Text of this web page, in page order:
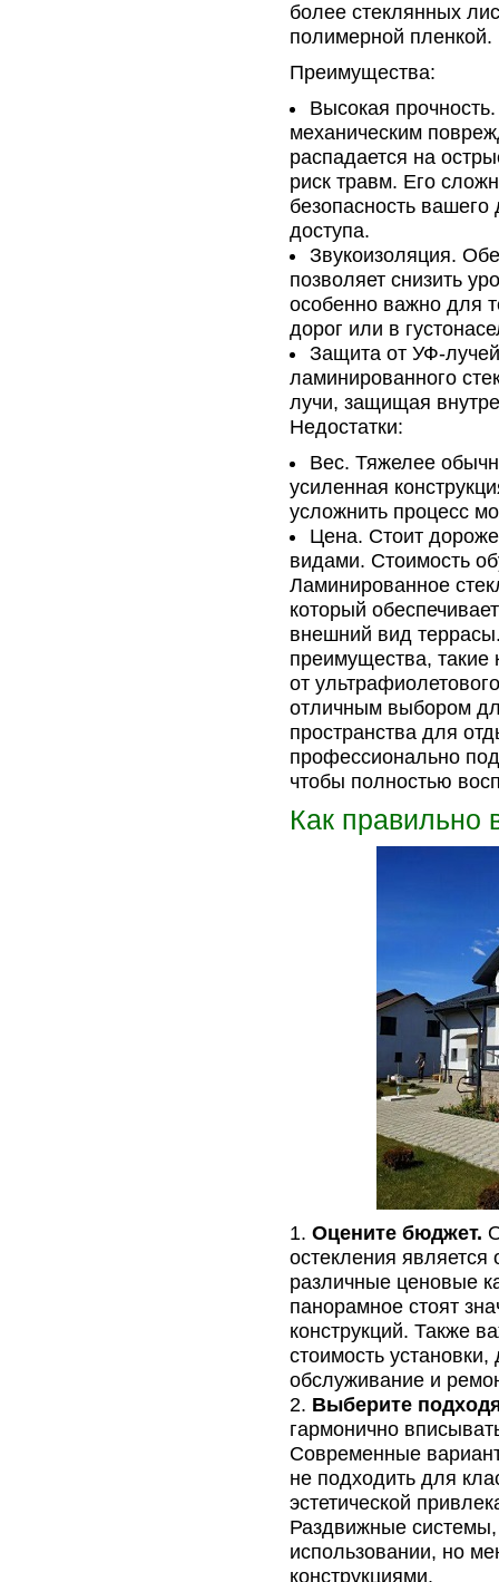
более стеклянных
полимерной пленкой.
Преимущества:
Высокая
механическим
распадается на
риск травм. Его
безопасность
доступа.
Звукоизоляция.
позволяет снизить
особенно важно для
дорог или в
Защита от УФ-
ламинированного
лучи, защищая
Недостатки:
Вес. Тяжелее
усиленная
усложнить процесс
Цена. Стоит
видами. Стоимость
Ламинированное
который
внешний вид
преимущества, такие
от
отличным выбором
пространства для
профессионально
чтобы полностью
Как правильно
Оцените бюджет.
остекления
различные ценовые
панорамное стоят
конструкций. Также
стоимость
обслуживание и
Выберите
гармонично
Современные
не подходить для
эстетической
Раздвижные
использовании, но
конструкциями.